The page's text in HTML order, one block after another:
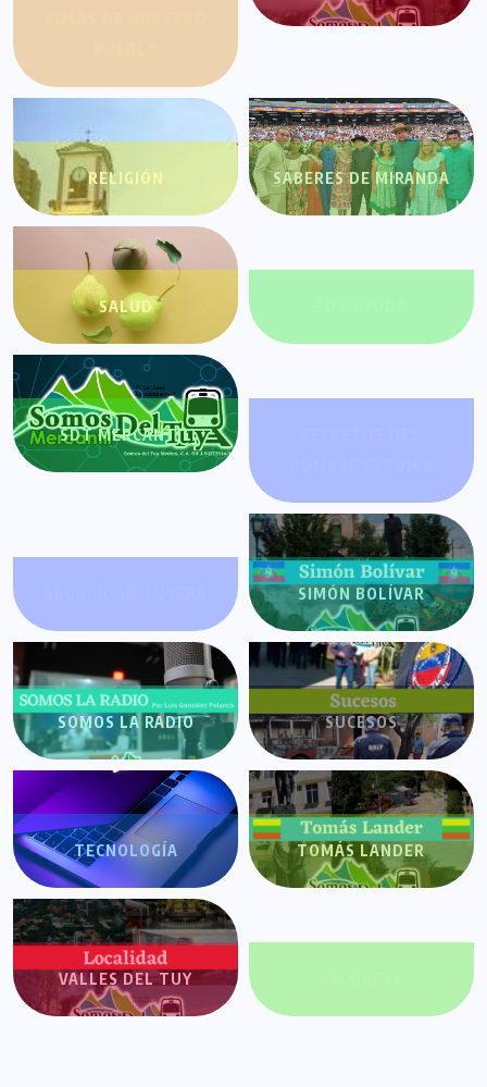
RELIGIÓN SABERES DE MIRANDA
SALUD
SDT MERCANTIL
SIMÓN BOLÍVAR
SOMOS LA RADIO SUCESOS
TECNOLOGÍA TOMÁS LANDER
VALLES DEL TUY